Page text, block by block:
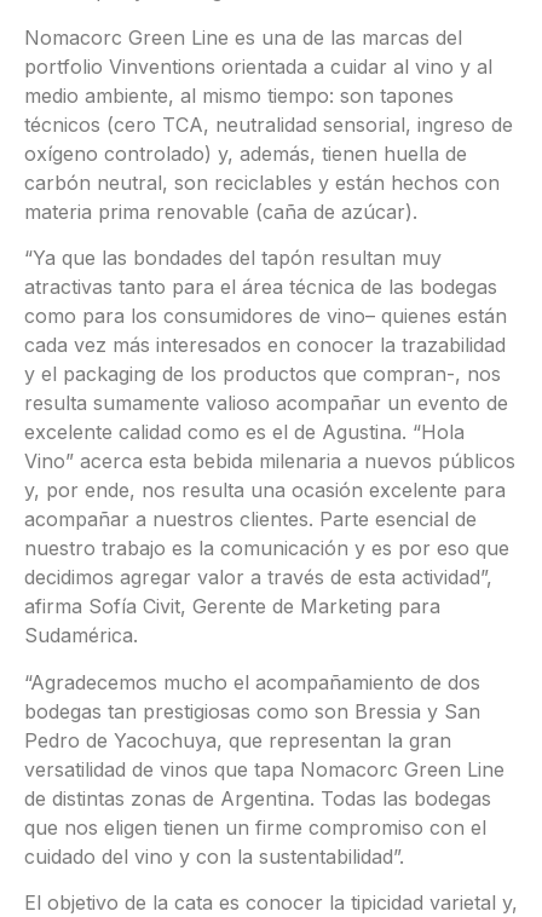
Nomacorc Green Line es una de las marcas del
portfolio Vinventions orientada a cuidar al vino y al
medio ambiente, al mismo tiempo: son tapones
técnicos (cero TCA, neutralidad sensorial, ingreso de
oxígeno controlado) y, además, tienen huella de
carbón neutral, son reciclables y están hechos con
materia prima renovable (caña de azúcar).
“Ya que las bondades del tapón resultan muy
atractivas tanto para el área técnica de las bodegas
como para los consumidores de vino– quienes están
cada vez más interesados en conocer la trazabilidad
y el packaging de los productos que compran-, nos
resulta sumamente valioso acompañar un evento de
excelente calidad como es el de Agustina. “Hola
Vino” acerca esta bebida milenaria a nuevos públicos
y, por ende, nos resulta una ocasión excelente para
acompañar a nuestros clientes. Parte esencial de
nuestro trabajo es la comunicación y es por eso que
decidimos agregar valor a través de esta actividad”,
afirma Sofía Civit, Gerente de Marketing para
Sudamérica.
“Agradecemos mucho el acompañamiento de dos
bodegas tan prestigiosas como son Bressia y San
Pedro de Yacochuya, que representan la gran
versatilidad de vinos que tapa Nomacorc Green Line
de distintas zonas de Argentina. Todas las bodegas
que nos eligen tienen un firme compromiso con el
cuidado del vino y con la sustentabilidad”.
El objetivo de la cata es conocer la tipicidad varietal y,